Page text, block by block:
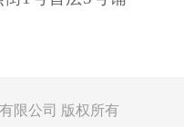
限公司 版权所有